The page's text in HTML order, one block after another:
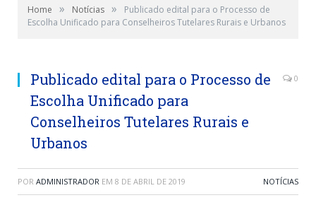
Home » Notícias »
Publicado edital para o Processo de
Escolha Unificado para Conselheiros Tutelares Rurais e Urbanos
Publicado edital para o Processo de
Escolha Unificado para
Conselheiros Tutelares Rurais e
Urbanos
0
POR ADMINISTRADOR EM 8 DE ABRIL DE 2019 NOTÍCIAS